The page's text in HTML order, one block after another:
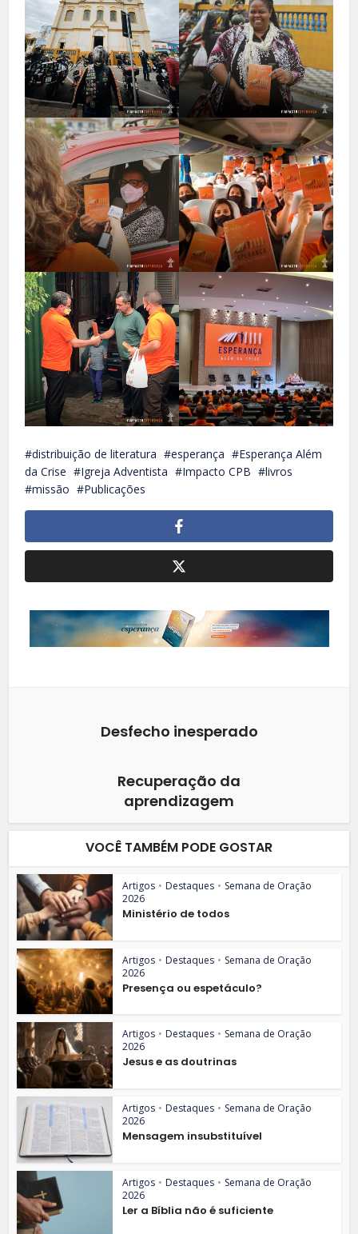
distribuição de literatura esperança
Esperança Além
da Crise
Igreja Adventista Impacto CPB
livros
missão
Publicações
Desfecho inesperado
Recuperação da
aprendizagem
VOCÊ TAMBÉM PODE GOSTAR
Artigos • Destaques • Semana de Oração
2026
Ministério de todos
Artigos • Destaques • Semana de Oração
2026
Presença ou espetáculo?
Artigos • Destaques • Semana de Oração
2026
Jesus e as doutrinas
Artigos • Destaques • Semana de Oração
2026
Mensagem insubstituível
Artigos • Destaques • Semana de Oração
2026
Ler a Bíblia não é suficiente